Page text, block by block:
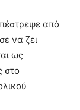
από
να ζει
ως
στο